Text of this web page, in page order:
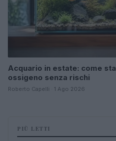
Acquario in estate: come
ossigeno senza rischi
Roberto Capelli · 1 Ago 2026
PIÙ LETTI